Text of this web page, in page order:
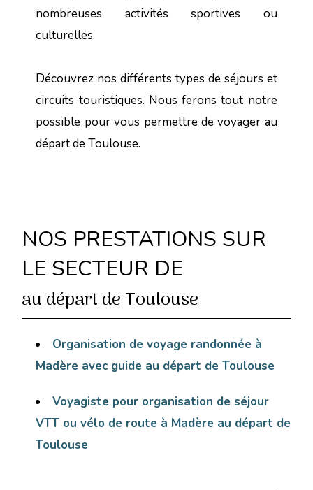
nombreuses activités sportives ou
culturelles.
Découvrez nos différents types de séjours et
circuits touristiques. Nous ferons tout notre
possible pour vous permettre de voyager au
départ de Toulouse.
NOS PRESTATIONS SUR
LE SECTEUR DE
au départ de Toulouse
Organisation de voyage randonnée à
Madère avec guide au départ de Toulouse
Voyagiste pour organisation de séjour
VTT ou vélo de route à Madère au départ de
Toulouse